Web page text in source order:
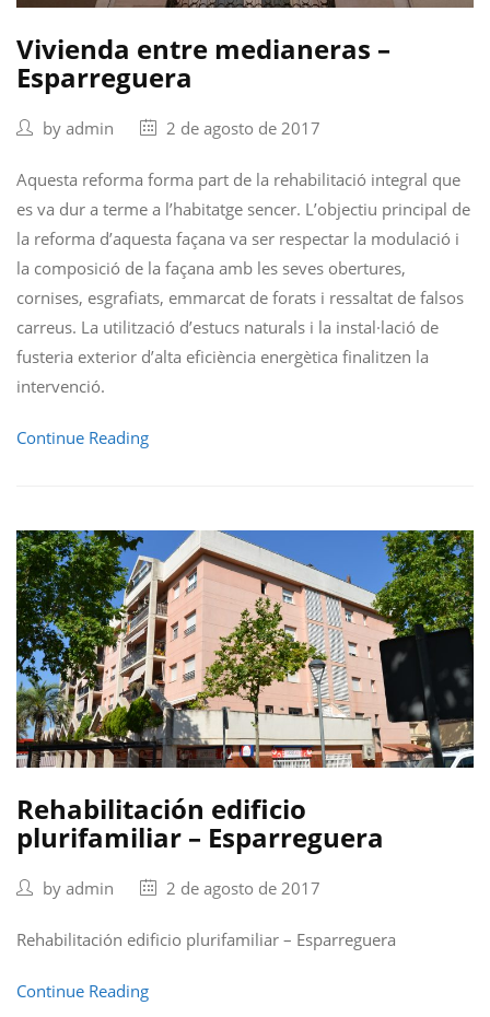
Vivienda entre medianeras –
Esparreguera
by admin 2 de agosto de 2017
Aquesta reforma forma part de la rehabilitació integral que
es va dur a terme a l’habitatge sencer. L’objectiu principal de
la reforma d’aquesta façana va ser respectar la modulació i
la composició de la façana amb les seves obertures,
cornises, esgrafiats, emmarcat de forats i ressaltat de falsos
carreus. La utilització d’estucs naturals i la instal·lació de
fusteria exterior d’alta eficiència energètica finalitzen la
intervenció.
Continue Reading
Rehabilitación edificio
plurifamiliar – Esparreguera
by admin 2 de agosto de 2017
Rehabilitación edificio plurifamiliar – Esparreguera
Continue Reading